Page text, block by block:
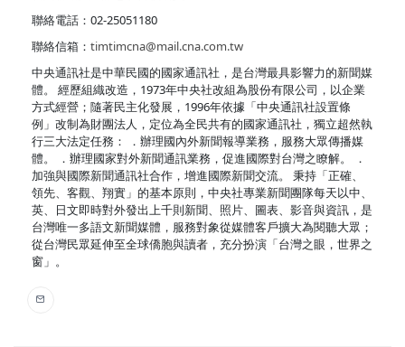
聯絡電話：02-25051180
聯絡信箱： timtimcna@mail.cna.com.tw
中央通訊社是中華民國的國家通訊社，是台灣最具影響力的新聞媒
體。 經歷組織改造，1973年中央社改組為股份有限公司，以企業
方式經營；隨著民主化發展，1996年依據「中央通訊社設置條
例」改制為財團法人，定位為全民共有的國家通訊社，獨立超然執
行三大法定任務： ．辦理國內外新聞報導業務，服務大眾傳播媒
體。 ．辦理國家對外新聞通訊業務，促進國際對台灣之瞭解。 ．
加強與國際新聞通訊社合作，增進國際新聞交流。 秉持「正確、
領先、客觀、翔實」的基本原則，中央社專業新聞團隊每天以中、
英、日文即時對外發出上千則新聞、照片、圖表、影音與資訊，是
台灣唯一多語文新聞媒體，服務對象從媒體客戶擴大為閱聽大眾；
從台灣民眾延伸至全球僑胞與讀者，充分扮演「台灣之眼，世界之
窗」。